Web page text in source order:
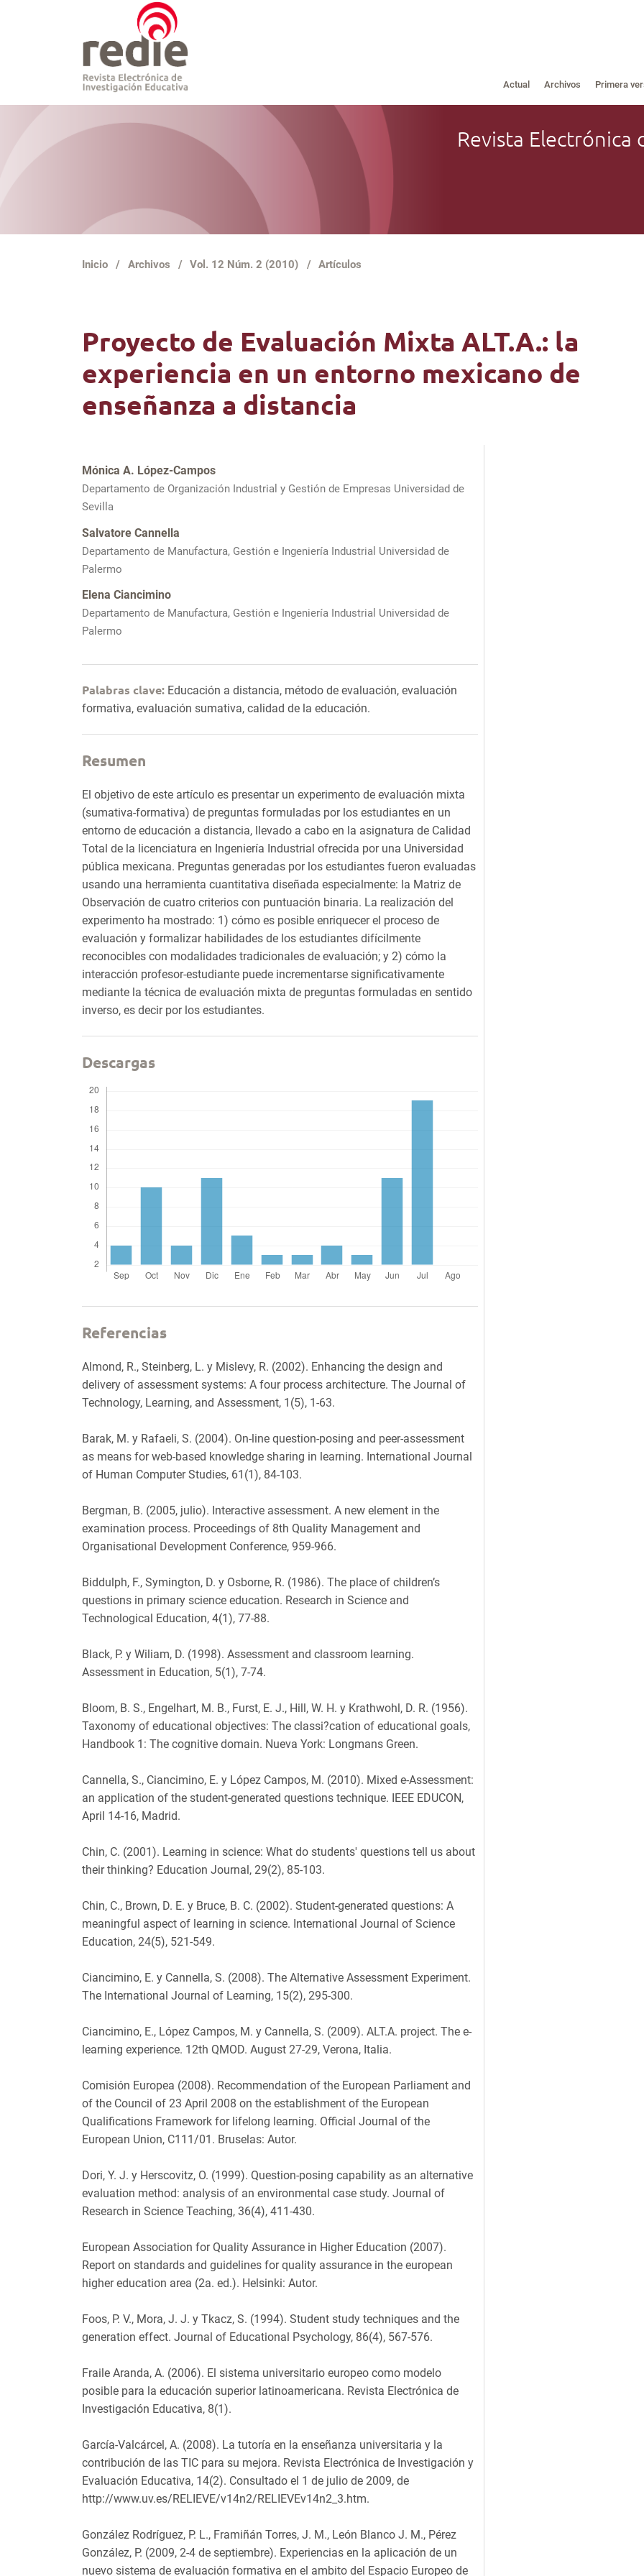
Actual Archivos Primera
Revista Electrónica
Inicio / Archivos / Vol. 12 Núm. 2 (2010) / Artículos
Proyecto de Evaluación Mixta ALT.A.: la
experiencia en un entorno mexicano de
enseñanza a distancia
Mónica A. López-Campos
Departamento de Organización Industrial y Gestión de Empresas Universidad de
Sevilla
Salvatore Cannella
Departamento de Manufactura, Gestión e Ingeniería Industrial Universidad de
Palermo
Elena Ciancimino
Departamento de Manufactura, Gestión e Ingeniería Industrial Universidad de
Palermo
Palabras clave: Educación a distancia, método de evaluación, evaluación
formativa, evaluación sumativa, calidad de la educación.
Resumen
El objetivo de este artículo es presentar un experimento de evaluación mixta
(sumativa-formativa) de preguntas formuladas por los estudiantes en un
entorno de educación a distancia, llevado a cabo en la asignatura de Calidad
Total de la licenciatura en Ingeniería Industrial ofrecida por una Universidad
pública mexicana. Preguntas generadas por los estudiantes fueron evaluadas
usando una herramienta cuantitativa diseñada especialmente: la Matriz de
Observación de cuatro criterios con puntuación binaria. La realización del
experimento ha mostrado: 1) cómo es posible enriquecer el proceso de
evaluación y formalizar habilidades de los estudiantes difícilmente
reconocibles con modalidades tradicionales de evaluación; y 2) cómo la
interacción profesor-estudiante puede incrementarse significativamente
mediante la técnica de evaluación mixta de preguntas formuladas en sentido
inverso, es decir por los estudiantes.
Descargas
Referencias
Almond, R., Steinberg, L. y Mislevy, R. (2002). Enhancing the design and
delivery of assessment systems: A four process architecture. The Journal of
Technology, Learning, and Assessment, 1(5), 1-63.
Barak, M. y Rafaeli, S. (2004). On-line question-posing and peer-assessment
as means for web-based knowledge sharing in learning. International Journal
of Human Computer Studies, 61(1), 84-103.
Bergman, B. (2005, julio). Interactive assessment. A new element in the
examination process. Proceedings of 8th Quality Management and
Organisational Development Conference, 959-966.
Biddulph, F., Symington, D. y Osborne, R. (1986). The place of children’s
questions in primary science education. Research in Science and
Technological Education, 4(1), 77-88.
Black, P. y Wiliam, D. (1998). Assessment and classroom learning.
Assessment in Education, 5(1), 7-74.
Bloom, B. S., Engelhart, M. B., Furst, E. J., Hill, W. H. y Krathwohl, D. R. (1956).
Taxonomy of educational objectives: The classi?cation of educational goals,
Handbook 1: The cognitive domain. Nueva York: Longmans Green.
Cannella, S., Ciancimino, E. y López Campos, M. (2010). Mixed e-Assessment:
an application of the student-generated questions technique. IEEE EDUCON,
April 14-16, Madrid.
Chin, C. (2001). Learning in science: What do students' questions tell us about
their thinking? Education Journal, 29(2), 85-103.
Chin, C., Brown, D. E. y Bruce, B. C. (2002). Student-generated questions: A
meaningful aspect of learning in science. International Journal of Science
Education, 24(5), 521-549.
Ciancimino, E. y Cannella, S. (2008). The Alternative Assessment Experiment.
The International Journal of Learning, 15(2), 295-300.
Ciancimino, E., López Campos, M. y Cannella, S. (2009). ALT.A. project. The e-
learning experience. 12th QMOD. August 27-29, Verona, Italia.
Comisión Europea (2008). Recommendation of the European Parliament and
of the Council of 23 April 2008 on the establishment of the European
Qualifications Framework for lifelong learning. Official Journal of the
European Union, C111/01. Bruselas: Autor.
Dori, Y. J. y Herscovitz, O. (1999). Question-posing capability as an alternative
evaluation method: analysis of an environmental case study. Journal of
Research in Science Teaching, 36(4), 411-430.
European Association for Quality Assurance in Higher Education (2007).
Report on standards and guidelines for quality assurance in the european
higher education area (2a. ed.). Helsinki: Autor.
Foos, P. V., Mora, J. J. y Tkacz, S. (1994). Student study techniques and the
generation effect. Journal of Educational Psychology, 86(4), 567-576.
Fraile Aranda, A. (2006). El sistema universitario europeo como modelo
posible para la educación superior latinoamericana. Revista Electrónica de
Investigación Educativa, 8(1).
García-Valcárcel, A. (2008). La tutoría en la enseñanza universitaria y la
contribución de las TIC para su mejora. Revista Electrónica de Investigación y
Evaluación Educativa, 14(2). Consultado el 1 de julio de 2009, de
http://www.uv.es/RELIEVE/v14n2/RELIEVEv14n2_3.htm.
González Rodríguez, P. L., Framiñán Torres, J. M., León Blanco J. M., Pérez
González, P. (2009, 2-4 de septiembre). Experiencias en la aplicación de un
nuevo sistema de evaluación formativa en el ambito del Espacio Europeo de